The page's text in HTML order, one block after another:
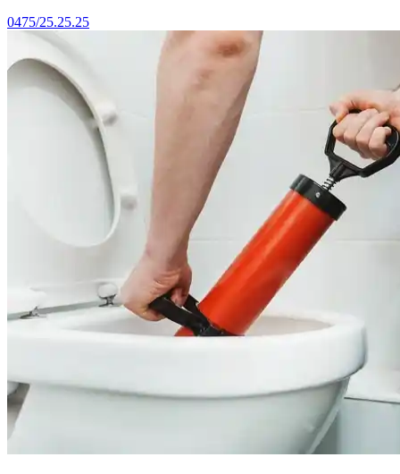
0475/25.25.25